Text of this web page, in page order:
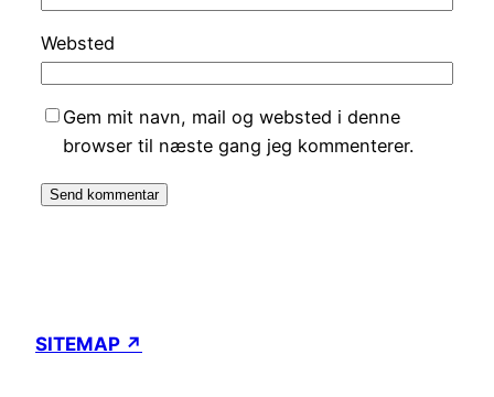
Websted
Gem mit navn, mail og websted i denne
browser til næste gang jeg kommenterer.
SITEMAP ↗